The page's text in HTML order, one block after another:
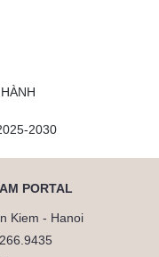
PORTAL
Kiem - Hanoi